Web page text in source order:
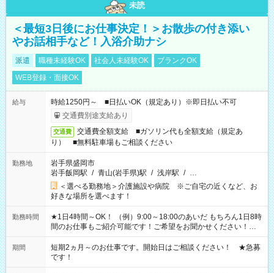
未読
＜最短3日後にお仕事決定！＞お散歩の付き添い
やお話相手など！入浴介助ナシ
派遣 職種未経験OK 社会人未経験OK
ブランクOK
WEB登録・面接OK
給与
時給1250円～ ■日払いOK（規定あり）※即日払い不可
交通費別途支給あり
交通費
交通費全額支給 ■ガソリン代も全額支給（規定あ
り） ■無料駐車場もご相談ください
勤務地
岩手県盛岡市
岩手飯岡駅 / 青山(岩手県)駅 / 浅岸駅 / …
＜選べる勤務地＞介護施設や病院 ※ご自宅の近くなど、お
好きな場所を選べます！
勤務時間
★1日4時間～OK！ （例）9:00～18:00のあいだ もちろん1日8時
間のお仕事もご紹介可能です！ご希望をお聞かせください！★
家庭の都合でお休みが必要な場合も遠慮なくご相談ください。
※週最低15時間以上の勤務が必要です
期間
短期2ヵ月～のお仕事です。開始日はご相談ください！ ★急募
です！